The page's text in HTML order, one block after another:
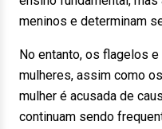
meninos e determinam
No entanto, os flagelos
mulheres, assim como
mulher é acusada de
continuam sendo